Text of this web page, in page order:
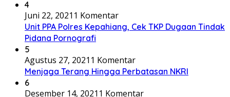
4
Juni 22, 2021 1 Komentar
Unit PPA Polres Kepahiang, Cek TKP Dugaan Tindak
Pidana Pornografi
5
Agustus 27, 2021 1 Komentar
Menjaga Terang Hingga Perbatasan NKRI
6
Desember 14, 2021 1 Komentar